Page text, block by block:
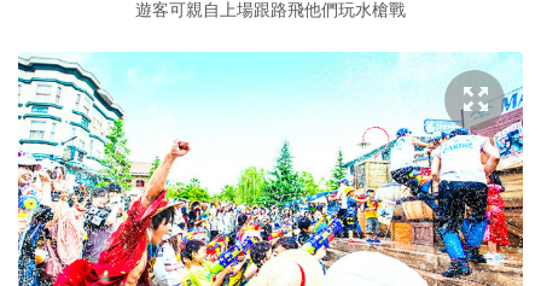
遊客可親自上場跟路飛他們玩水槍戰